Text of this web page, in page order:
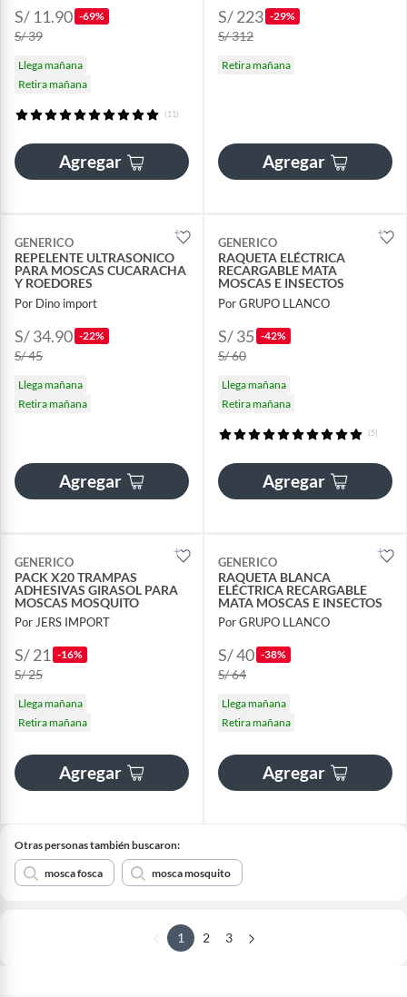
S/ 11.90 -69%
S/ 39
Llega mañana
Retira mañana
(11)
Agregar
S/ 223 -29%
S/ 312
Retira mañana
Agregar
GENERICO
REPELENTE ULTRASONICO
PARA MOSCAS CUCARACHA
Y ROEDORES
Por Dino import
S/ 34.90 -22%
S/ 45
Llega mañana
Retira mañana
Agregar
GENERICO
RAQUETA ELÉCTRICA
RECARGABLE MATA
MOSCAS E INSECTOS
Por GRUPO LLANCO
S/ 35 -42%
S/ 60
Llega mañana
Retira mañana
(5)
Agregar
GENERICO
PACK X20 TRAMPAS
ADHESIVAS GIRASOL PARA
MOSCAS MOSQUITO
Por JERS IMPORT
S/ 21 -16%
S/ 25
Llega mañana
Retira mañana
Agregar
GENERICO
RAQUETA BLANCA
ELÉCTRICA RECARGABLE
MATA MOSCAS E INSECTOS
Por GRUPO LLANCO
S/ 40 -38%
S/ 64
Llega mañana
Retira mañana
Agregar
Otras personas también buscaron:
mosca fosca mosca mosquito
1 2 3